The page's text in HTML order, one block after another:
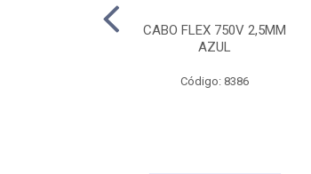
CABO FLEX 750V 2,5MM
AZUL
Código: 8386